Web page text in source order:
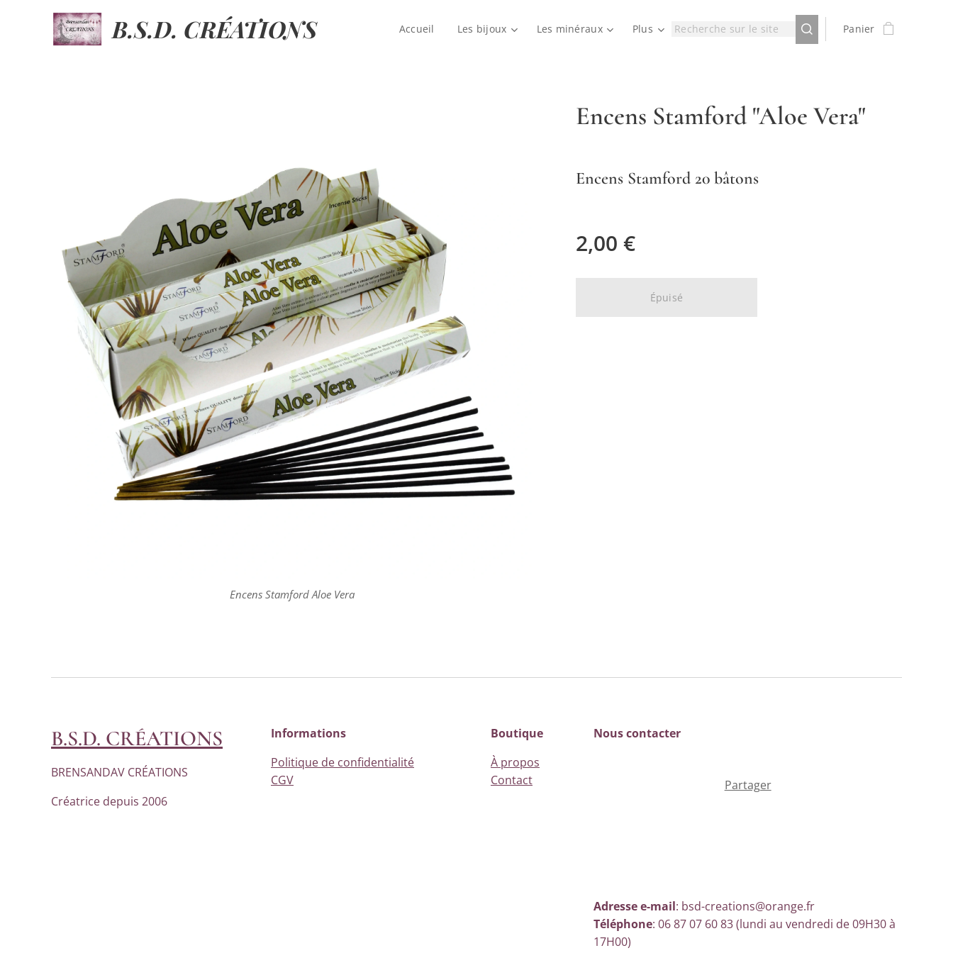
B.S.D. CRÉATIONS Accueil Les bijoux Les minéraux Plus Panier
Encens Stamford "Aloe Vera"
Encens Stamford Aloe Vera
Encens Stamford 20 bâtons
2,00 €
Épuisé
B.S.D. CRÉATIONS
BRENSANDAV CRÉATIONS
Créatrice depuis 2006
Informations
Politique de confidentialité
CGV
Boutique
À propos
Contact
Nous contacter
Partager
Adresse e-mail: bsd-creations@orange.fr
Téléphone: 06 87 07 60 83 (lundi au vendredi de 09H30 à
17H00)